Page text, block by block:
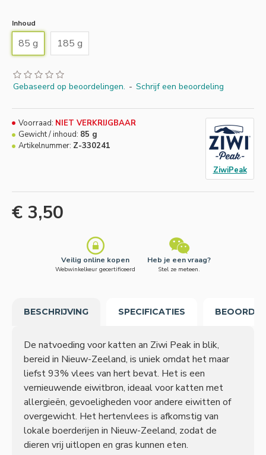
Inhoud
85 g 185 g
Gebaseerd op beoordelingen. - Schrijf een beoordeling
€ 3,50
Voorraad: NIET VERKRIJGBAAR
Gewicht / inhoud: 85 g
Artikelnummer: Z-330241
ZiwiPeak
Veilig online kopen
Webwinkelkeur gecertificeerd
Heb je een vraag?
Stel ze meteen.
BESCHRIJVING SPECIFICATIES
De natvoeding voor katten an Ziwi Peak in blik,
bereid in Nieuw-Zeeland, is uniek omdat het maar
liefst 93% vlees van hert bevat. Het is een
vernieuwende eiwitbron, ideaal voor katten met
allergieën, gevoeligheden voor andere eiwitten of
overgewicht. Het hertenvlees is afkomstig van
lokale boerderijen in Nieuw-Zeeland, zodat de
dieren vrij uitlopen en gras kunnen eten.